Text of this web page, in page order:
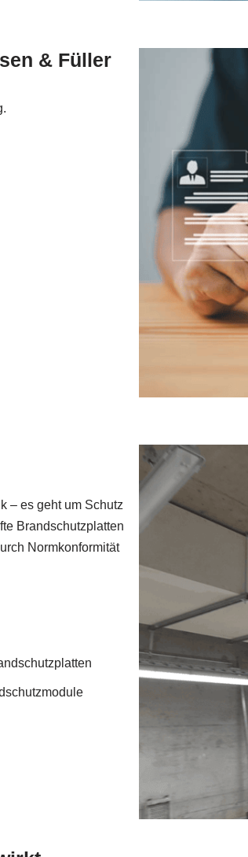
& Füller
– es geht um Schutz
Brandschutzplatten
Normkonformität